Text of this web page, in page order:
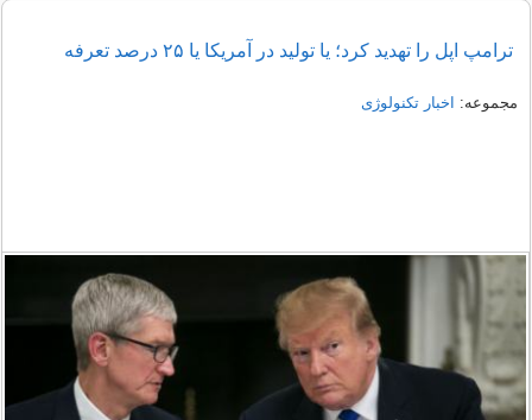
ترامپ اپل را تهدید کرد؛ یا تولید در آمریکا یا ۲۵ درصد تعرفه
مجموعه: اخبار تکنولوژی